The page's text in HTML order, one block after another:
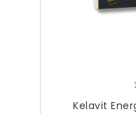
Kelavit